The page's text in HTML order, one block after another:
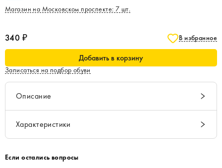
Магазин на Московском проспекте: 7 шт.
340 ₽ В избранное
Добавить в корзину
Записаться на подбор обуви
Описание
Характеристики
Если остались вопросы